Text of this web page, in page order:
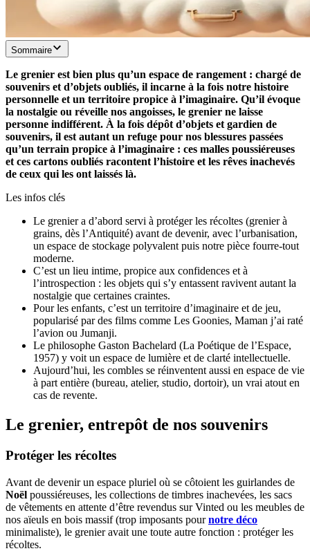
Sommaire
Le grenier est bien plus qu’un espace de rangement : chargé de
souvenirs et d’objets oubliés, il incarne à la fois notre histoire
personnelle et un territoire propice à l’imaginaire. Qu’il évoque
la nostalgie ou réveille nos angoisses, le grenier ne laisse
personne indifférent. À la fois dépôt d’objets et gardien de
souvenirs, il est autant un refuge pour nos blessures passées
qu’un terrain propice à l’imaginaire : ces malles poussiéreuses
et ces cartons oubliés racontent l’histoire et les rêves inachevés
de ceux qui les ont laissés là.
Les infos clés
Le grenier a d’abord servi à protéger les récoltes (grenier à
grains, dès l’Antiquité) avant de devenir, avec l’urbanisation,
un espace de stockage polyvalent puis notre pièce fourre-tout
moderne.
C’est un lieu intime, propice aux confidences et à
l’introspection : les objets qui s’y entassent ravivent autant la
nostalgie que certaines craintes.
Pour les enfants, c’est un territoire d’imaginaire et de jeu,
popularisé par des films comme Les Goonies, Maman j’ai raté
l’avion ou Jumanji.
Le philosophe Gaston Bachelard (La Poétique de l’Espace,
1957) y voit un espace de lumière et de clarté intellectuelle.
Aujourd’hui, les combles se réinventent aussi en espace de vie
à part entière (bureau, atelier, studio, dortoir), un vrai atout en
cas de revente.
Le grenier, entrepôt de nos souvenirs
Protéger les récoltes
Avant de devenir un espace pluriel où se côtoient les guirlandes de
Noël poussiéreuses, les collections de timbres inachevées, les sacs
de vêtements en attente d’être revendus sur Vinted ou les meubles de
nos aïeuls en bois massif (trop imposants pournotre déco
minimaliste), le grenier avait une toute autre fonction : protéger les
récoltes.